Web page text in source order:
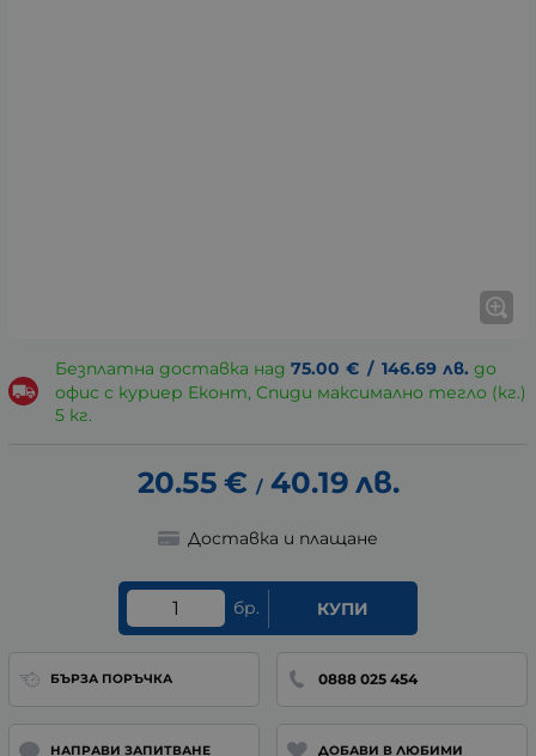
Безплатна доставка над 75.00 € / 146.69 лв. до
офис с куриер Еконт, Спиди максимално тегло (кг.)
5 кг.
20.55 € / 40.19 лв.
Доставка и плащане
бр. КУПИ
БЪРЗА ПОРЪЧКА 0888 025 454
НАПРАВИ ЗАПИТВАНЕ ДОБАВИ В ЛЮБИМИ